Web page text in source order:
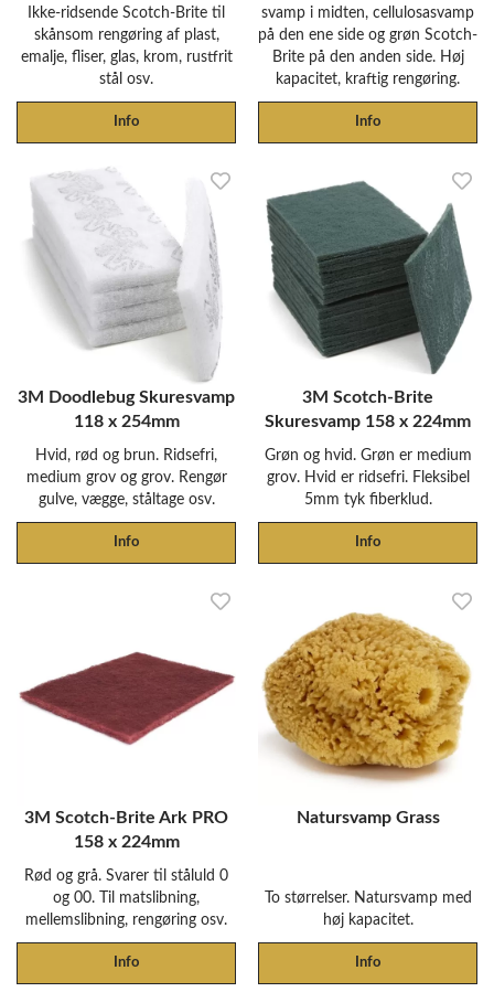
Ikke-ridsende Scotch-Brite til
skånsom rengøring af plast,
emalje, fliser, glas, krom, rustfrit
stål osv.
Info
svamp i midten, cellulosasvamp
på den ene side og grøn Scotch-
Brite på den anden side. Høj
kapacitet, kraftig rengøring.
Info
3M Doodlebug Skuresvamp
118 x 254mm
Hvid, rød og brun. Ridsefri,
medium grov og grov. Rengør
gulve, vægge, ståltage osv.
Info
3M Scotch-Brite
Skuresvamp 158 x 224mm
Grøn og hvid. Grøn er medium
grov. Hvid er ridsefri. Fleksibel
5mm tyk fiberklud.
Info
3M Scotch-Brite Ark PRO
158 x 224mm
Rød og grå. Svarer til ståluld 0
og 00. Til matslibning,
mellemslibning, rengøring osv.
Info
Natursvamp Grass
To størrelser. Natursvamp med
høj kapacitet.
Info